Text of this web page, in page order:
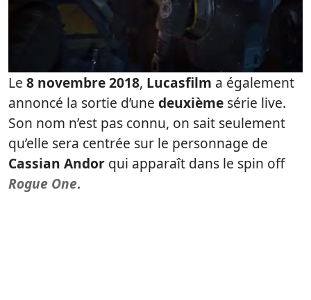
Le 8 novembre 2018, Lucasfilm a également
annoncé la sortie d’une deuxième série live.
Son nom n’est pas connu, on sait seulement
qu’elle sera centrée sur le personnage de
Cassian Andor qui apparaît dans le spin off
Rogue One.